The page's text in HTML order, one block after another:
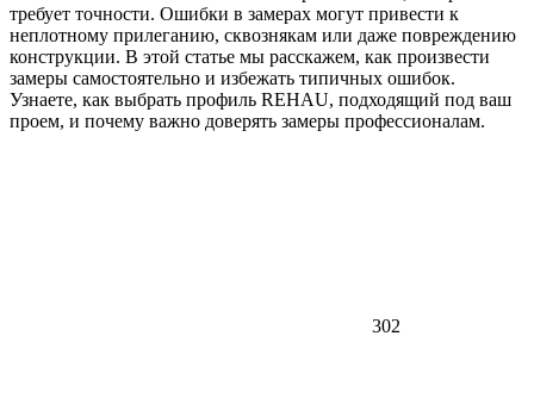
требует точности. Ошибки в замерах могут привести к
неплотному прилеганию, сквознякам или даже повреждению
конструкции. В этой статье мы расскажем, как произвести
замеры самостоятельно и избежать типичных ошибок.
Узнаете, как выбрать профиль REHAU, подходящий под ваш
проем, и почему важно доверять замеры профессионалам.
302